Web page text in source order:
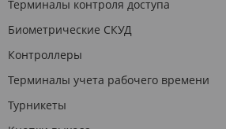
Терминалы контроля доступа
Биометрические СКУД
Контроллеры
Терминалы учета рабочего времени
Турникеты